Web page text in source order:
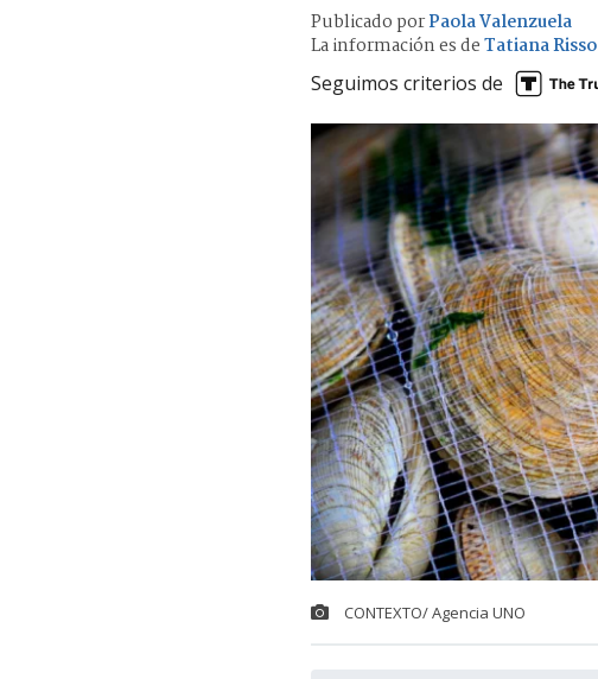
Publicado porPaola Valenzuela
La información es deTatiana Risso
Seguimos criterios de
CONTEXTO/ Agencia UNO